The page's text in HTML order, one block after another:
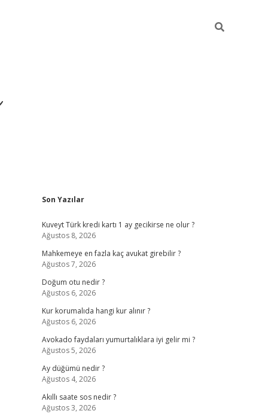
Sidebar
Son Yazılar
Kuveyt Türk kredi kartı 1 ay gecikirse ne olur ?
Ağustos 8, 2026
Mahkemeye en fazla kaç avukat girebilir ?
Ağustos 7, 2026
Doğum otu nedir ?
Ağustos 6, 2026
Kur korumalıda hangi kur alınır ?
Ağustos 6, 2026
Avokado faydaları yumurtalıklara iyi gelir mi ?
Ağustos 5, 2026
Ay düğümü nedir ?
Ağustos 4, 2026
Akıllı saate sos nedir ?
Ağustos 3, 2026
betcivdcasino giriş